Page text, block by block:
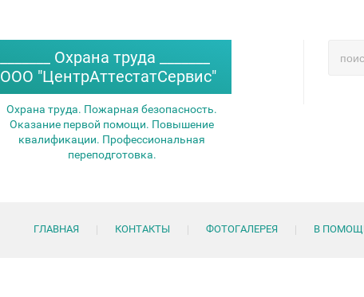
_______ Охрана труда _______
ООО "ЦентрАттестатСервис"
Охрана труда. Пожарная безопасность.
Оказание первой помощи. Повышение
квалификации. Профессиональная
переподготовка.
ГЛАВНАЯ КОНТАКТЫ ФОТОГАЛЕРЕЯ В